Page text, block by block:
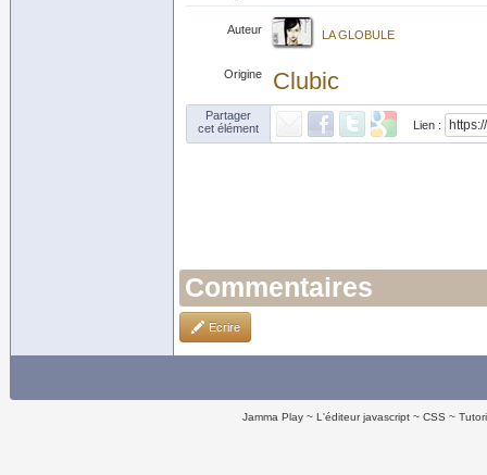
Auteur LA GLOBULE
Origine Clubic
Partager
cet élément
Lien :
Commentaires
Ecrire
Jamma Play L'éditeur javascript CSS